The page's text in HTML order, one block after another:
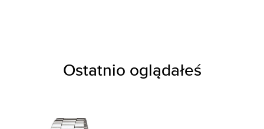
Ostatnio oglądałeś